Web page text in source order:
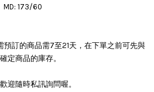
MD: 173/60
預訂的商品需7至21天，在下單之前可先與
定商品的庫存。
迎隨時私訊詢問喔。